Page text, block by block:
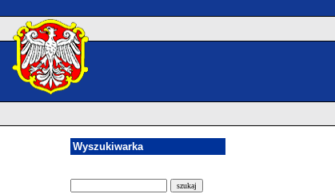
Wyszukiwarka